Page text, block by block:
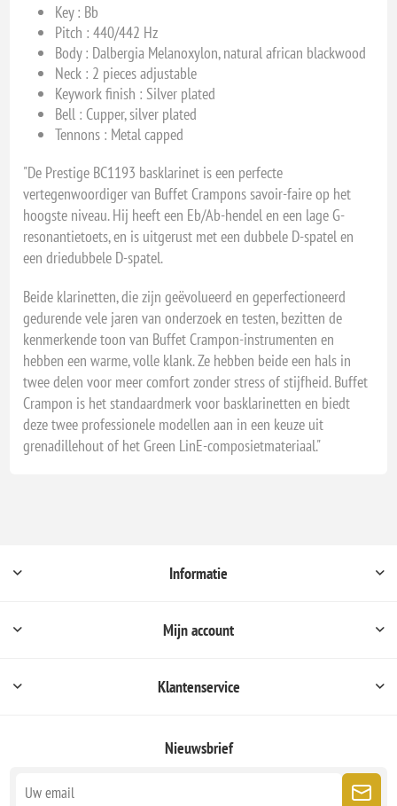
Key : Bb
Pitch : 440/442 Hz
Body : Dalbergia Melanoxylon, natural african blackwood
Neck : 2 pieces adjustable
Keywork finish : Silver plated
Bell : Cupper, silver plated
Tennons : Metal capped
"De Prestige BC1193 basklarinet is een perfecte
vertegenwoordiger van Buffet Crampons savoir-faire op het
hoogste niveau. Hij heeft een Eb/Ab-hendel en een lage G-
resonantietoets, en is uitgerust met een dubbele D-spatel en
een driedubbele D-spatel.
Beide klarinetten, die zijn geëvolueerd en geperfectioneerd
gedurende vele jaren van onderzoek en testen, bezitten de
kenmerkende toon van Buffet Crampon-instrumenten en
hebben een warme, volle klank. Ze hebben beide een hals in
twee delen voor meer comfort zonder stress of stijfheid. Buffet
Crampon is het standaardmerk voor basklarinetten en biedt
deze twee professionele modellen aan in een keuze uit
grenadillehout of het Green LinE-composietmateriaal."
Informatie
Mijn account
Klantenservice
Nieuwsbrief